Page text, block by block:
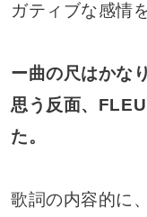
ガティブな感情
ー曲の尺はかな
思う反面、
た。
歌詞の内容的に